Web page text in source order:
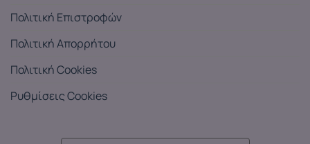
Πολιτική Επιστροφών
Πολιτική Απορρήτου
Πολιτική Cookies
Ρυθμίσεις Cookies